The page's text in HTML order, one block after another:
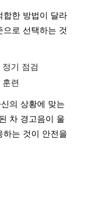
합한 방법이 달라
로 선택하는 것
기 점검
련
의 상황에 맞는
차 경고음이 울
하는 것이 안전을